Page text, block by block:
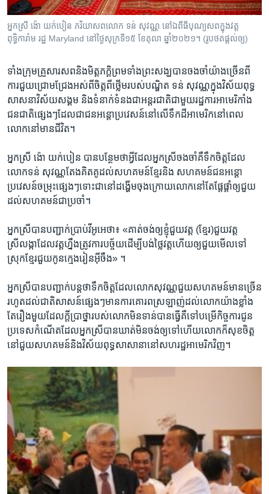
អ្នកស្រី​ ង៉ោ​ យក់បៀន​ ភរិយាសព​លោក ទន់​ សុវណ្ណ នៅឯពីធីបុណ្យសព​ក្នុងវត្ត
ពុទ្ធិការ៉ាម​ រដ្ឋ​ Maryland​ នៅថ្ងៃសុក្រទី១៥ ខែតុលា ឆ្នាំ២០២១។ (រូបថតផ្តល់ឲ្យ)
ទាំង​ក្រុម​គ្រួសារ​សព​និង​មិត្តភក្តិ​ព្រមទាំង​ព្រះសង្ឃ​បាន​ចងចាំ​យ៉ាងច្រើន​ពី
ការ​ជួយ​ជ្រោមជ្រែង​អស់ពី​ចិត្តពី​ថ្លើមរបស់​បណ្ឌិត ​ទន់ សុវណ្ណ​ក្នុងវិស័យ​ពុទ្ធ
សាសនា​វិស័យ​សង្គម​ និង​ទំនាក់ទំនង​ជា​អន្តរជាតិ​ជាមួយ​រដ្ឋការ​អាមេរិកាំង​
ជនជាតិ​ផ្សេងៗ​ដែល​ជា​ជន​អន្តោប្រវេសន៍​នៅ​លើ​ទឹកដី​អាមេរិក​នៅពេល​
លោក​នៅមាន​ជីវិត។
អ្នកស្រី ​ង៉ោ យក់បៀន​ បាន​បន្ថែម​ថាអ្វី​ដែល​អ្នកស្រី​ចងចាំ​គឺទឹកចិត្ត​ដែល​
លោក​ទន់ សុវណ្ណ​តែង​គិតគូ​ដល់សហគមន៍​ខ្មែរ​និង ​សហគមន៍​ជនអន្តោ
ប្រវេសន៍​ចម្រុះ​ផ្សេងៗ​ទោះ​ជា​នៅដង្ហើម​ចុងក្រោយ​លោក​នៅតែ​ផ្តែផ្តាំ​ឲ្យជួយ​
ដល់​សហគមន៍​ជាប្រចាំ។
អ្នកស្រី​បាន​បញ្ជាក់​ប្រាប់​វីអូអេ​ថា៖ «គាត់ចង់​ឲ្យ​ខ្ញុំ​ជួយ​វត្ត (ខ្មែរ)​ជួយ​វត្ត​
ស្រីលង្កា​ដែល​វត្តហ្នឹង​ត្រូវការ​បច្ច័យ​ដើម្បី​បង់ថ្លៃ​វត្ត​ហើយ​ឲ្យ​ជួយ​មើល​ទៅ
ស្រុកខ្មែរ​ជួយ​កូន​ក្មេង​រៀន​អ៊ីចឹង» ។
អ្នកស្រី​បាន​បញ្ជាក់​បន្តថា​ទឹកចិត្ត​ដែល​លោក​សុវណ្ណ​ជួយ​សហគមន៍​មានច្រើន​
រហូត​ដល់​ជាតិសាសន៍​ផ្សេងៗ​មាន​ការ​គោរព​ស្រឡាញ់​ដល់​លោក​យ៉ាងខ្លាំង​
តែរឿង​មួយ​ដែល​ក្តីប្រាថ្នា​របស់​លោក​មិនទាន់​បានធ្វើ​គឺទៅ​បម្រើ​កិច្ចការ​ជូន​
ប្រទេស​កំណើត​ដែល​អ្នកស្រី​បាន​ឃាត់​មិនចង់​ឲ្យទៅ​ហើយ​លោក​ក៏សុខចិត្ត​
នៅ​ជួយ​សហគមន៍​និង​វិស័យ​ពុទ្ធសាសានា​នៅ​សហរដ្ឋ​អាមេរិក​វិញ។